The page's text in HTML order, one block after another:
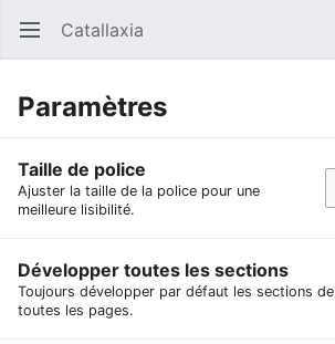
Ouvrir le menu principal Catallaxia
Paramètres
Taille de police
Ajuster la taille de la police pour une
meilleure lisibilité.
Développer toutes les sections
Toujours développer par défaut les sections de
toutes les pages.